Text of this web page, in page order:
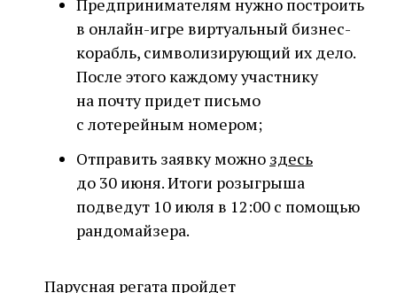
Предпринимателям нужно построить
в онлайн-игре виртуальный бизнес-
корабль, символизирующий их дело.
После этого каждому участнику
на почту придет письмо
с лотерейным номером;
Отправить заявку можно здесь
до 30 июня. Итоги розыгрыша
подведут 10 июля в 12:00 с помощью
рандомайзера.
Парусная регата пройдет